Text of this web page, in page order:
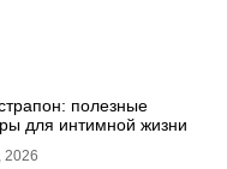
полезные
для интимной жизни
2026